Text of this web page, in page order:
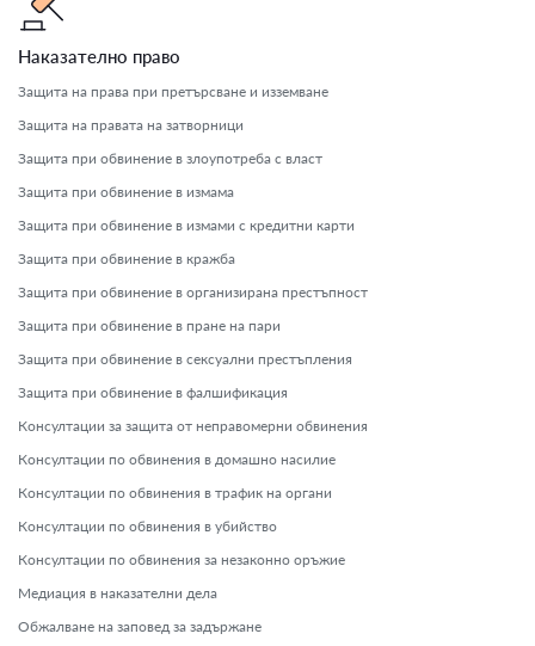
Наказателно право
Защита на права при претърсване и изземване
Защита на правата на затворници
Защита при обвинение в злоупотреба с власт
Защита при обвинение в измама
Защита при обвинение в измами с кредитни карти
Защита при обвинение в кражба
Защита при обвинение в организирана престъпност
Защита при обвинение в пране на пари
Защита при обвинение в сексуални престъпления
Защита при обвинение в фалшификация
Консултации за защита от неправомерни обвинения
Консултации по обвинения в домашно насилие
Консултации по обвинения в трафик на органи
Консултации по обвинения в убийство
Консултации по обвинения за незаконно оръжие
Медиация в наказателни дела
Обжалване на заповед за задържане